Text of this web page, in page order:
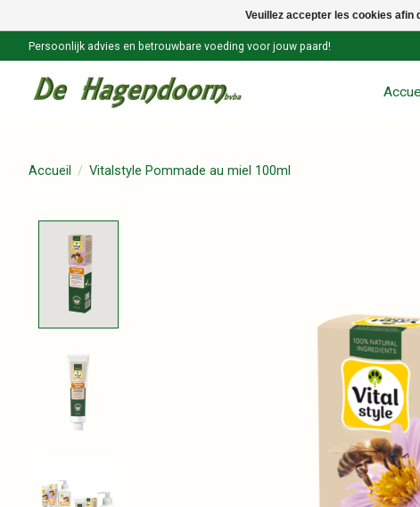
Persoonlijk advies en betrouwbare voeding voor jouw paard!
Accueil / Vitalstyle Pommade au miel 100ml
Veuillez accepter les cookies afin